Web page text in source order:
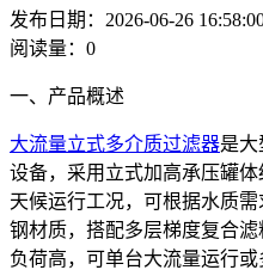
发布日期：2026-06-26
阅读量： 0
一、产品概述
大流量立式多介质过滤器是
设备，采用立式加高承压罐
天候运行工况，可根据水质
钢材质，搭配多层梯度复合
负荷高，可单台大流量运行